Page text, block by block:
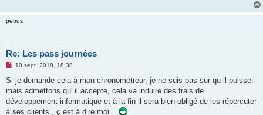
petrus
Re: Les pass journées
M
s
s
a
g
n
10 sept. 2018, 18:38
Si je demande cela à mon chronométreur, je ne suis pas sur qu il puisse,
mais admettons qu' il accepte, cela va induire des frais de
développement informatique et à la fin il sera bien obligé de les répercuter
à ses clients , ç est à dire moi...